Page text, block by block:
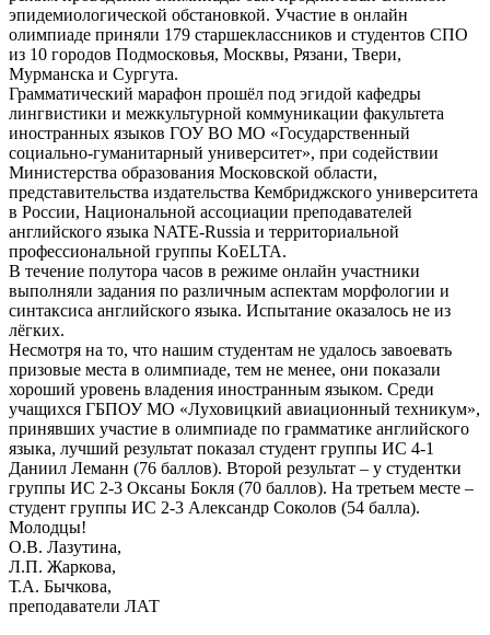
эпидемиологической обстановкой. Участие в онлайн
олимпиаде приняли 179 старшеклассников и студентов СПО
из 10 городов Подмосковья, Москвы, Рязани, Твери,
Мурманска и Сургута.
Грамматический марафон прошёл под эгидой кафедры
лингвистики и межкультурной коммуникации факультета
иностранных языков ГОУ ВО МО «Государственный
социально-гуманитарный университет», при содействии
Министерства образования Московской области,
представительства издательства Кембриджского университета
в России, Национальной ассоциации преподавателей
английского языка NATE-Russia и территориальной
профессиональной группы KoELTA.
В течение полутора часов в режиме онлайн участники
выполняли задания по различным аспектам морфологии и
синтаксиса английского языка. Испытание оказалось не из
лёгких.
Несмотря на то, что нашим студентам не удалось завоевать
призовые места в олимпиаде, тем не менее, они показали
хороший уровень владения иностранным языком. Среди
учащихся ГБПОУ МО «Луховицкий авиационный техникум»,
принявших участие в олимпиаде по грамматике английского
языка, лучший результат показал студент группы ИС 4-1
Даниил Леманн (76 баллов). Второй результат – у студентки
группы ИС 2-3 Оксаны Бокля (70 баллов). На третьем месте –
студент группы ИС 2-3 Александр Соколов (54 балла).
Молодцы!
О.В. Лазутина,
Л.П. Жаркова,
Т.А. Бычкова,
преподаватели ЛАТ